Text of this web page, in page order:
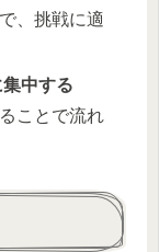
、挑戦に適
中する
ことで流れ